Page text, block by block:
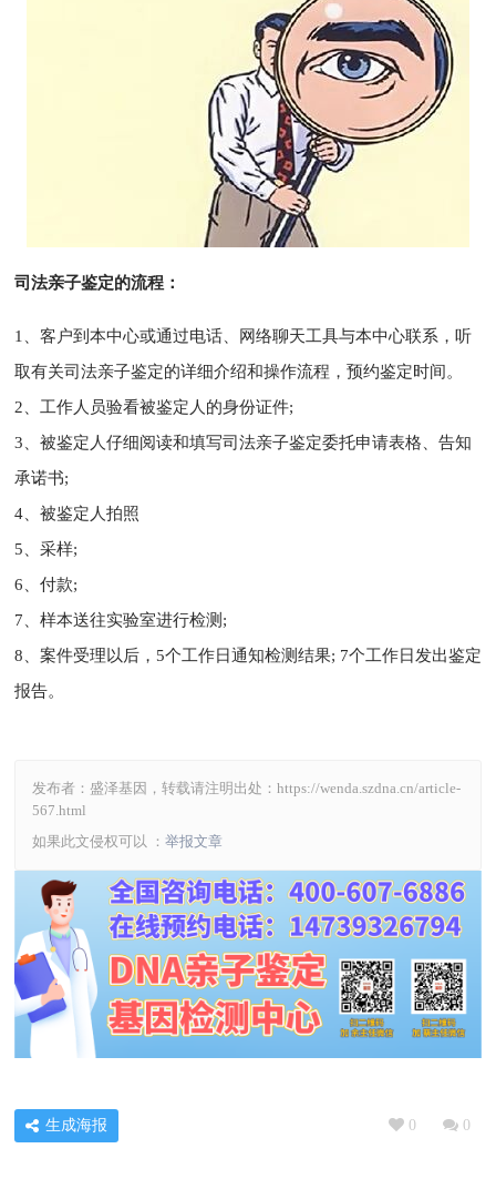
司法亲子鉴定的流程：
1、客户到本中心或通过电话、网络聊天工具与本中心联系，听
取有关司法亲子鉴定的详细介绍和操作流程，预约鉴定时间。
2、工作人员验看被鉴定人的身份证件;
3、被鉴定人仔细阅读和填写司法亲子鉴定委托申请表格、告知
承诺书;
4、被鉴定人拍照
5、采样;
6、付款;
7、样本送往实验室进行检测;
8、案件受理以后，5个工作日通知检测结果; 7个工作日发出鉴定
报告。
发布者：盛泽基因，转载请注明出处： https://wenda.szdna.cn/article-
567.html
如果此文侵权可以 ： 举报文章
0 0
生成海报